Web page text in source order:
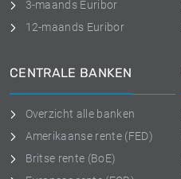
3-maands Euribor
12-maands Euribor
CENTRALE BANKEN
Overzicht alle banken
Amerikaanse rente (FED)
Britse rente (BoE)